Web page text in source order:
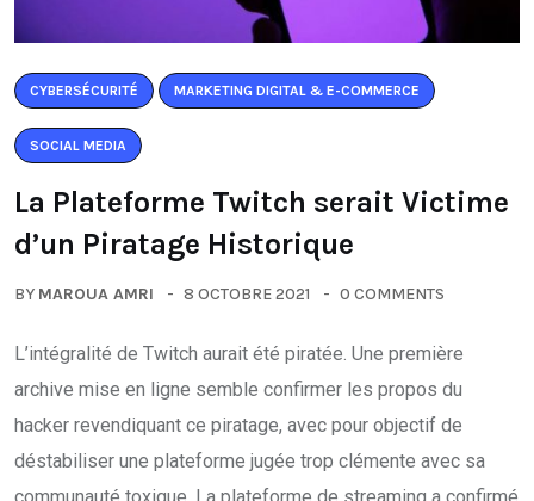
CYBERSÉCURITÉ MARKETING DIGITAL & E-COMMERCE
SOCIAL MEDIA
La Plateforme Twitch serait Victime
d’un Piratage Historique
BY MAROUA AMRI 8 OCTOBRE 2021 0 COMMENTS
L’intégralité de Twitch aurait été piratée. Une première
archive mise en ligne semble confirmer les propos du
hacker revendiquant ce piratage, avec pour objectif de
déstabiliser une plateforme jugée trop clémente avec sa